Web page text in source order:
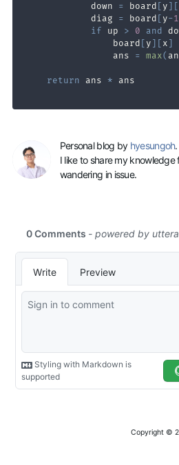
            down
= board [ y ] [
            diag
= board [ y-1
if up > 0 and
                board
[ y ] [ x ]
                ans
= max(
return ans *
Personal blog by hyesungoh.
I like to share my knowledge
wandering in issue.
Copyright ©